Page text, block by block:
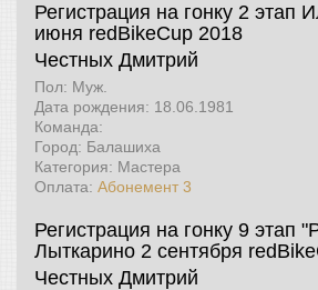
Регистрация на гонку 2 этап
июня redBikeCup 2018
Честных Дмитрий
Пол: Муж.
Дата рождения: 18.06.1981
Команда:
Город: Балашиха
Категория: Мастера
Оплата: Абонемент 3
Регистрация на гонку 9 этап
Лыткарино 2 сентября
Честных Дмитрий